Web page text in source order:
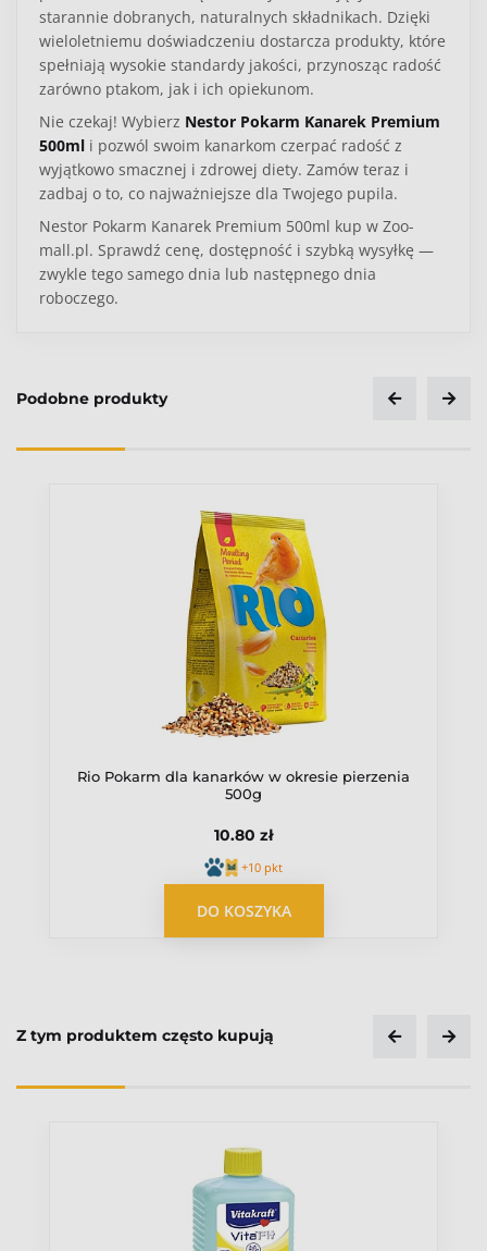
starannie dobranych, naturalnych składnikach. Dzięki
wieloletniemu doświadczeniu dostarcza produkty, które
spełniają wysokie standardy jakości, przynosząc radość
zarówno ptakom, jak i ich opiekunom.
Nie czekaj! Wybierz Nestor Pokarm Kanarek Premium
500ml i pozwól swoim kanarkom czerpać radość z
wyjątkowo smacznej i zdrowej diety. Zamów teraz i
zadbaj o to, co najważniejsze dla Twojego pupila.
Nestor Pokarm Kanarek Premium 500ml kup w Zoo-
mall.pl. Sprawdź cenę, dostępność i szybką wysyłkę —
zwykle tego samego dnia lub następnego dnia
roboczego.
słonecznego, które może negatywnie wpływać na
przedłużysz jego trwałość.
Pokarm ma długą datę przydatności do spożycia, co
zapewnia jego skuteczność i bezpieczeństwo nawet
przy dłuższym przechowywaniu.
Zawsze sprawdzaj datę ważności przed podaniem.
W przypadku jakichkolwiek wątpliwości co do jakości
lub świeżości produktu, nie podawaj go ptakowi.
OPUBLIKUJ OPINIĘ
Podobne produkty
Rio Pokarm dla kanarków w okresie pierzenia
500g
10.80 zł
+10 pkt
DO KOSZYKA
Z tym produktem często kupują